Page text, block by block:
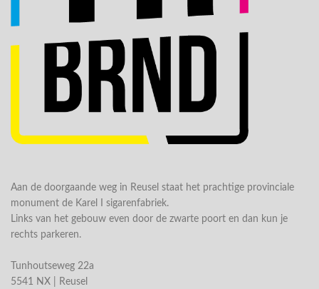
Aan de doorgaande weg in Reusel staat het prachtige provinciale
monument de Karel I sigarenfabriek.
Links van het gebouw even door de zwarte poort en dan kun je
rechts parkeren.
Tunhoutseweg 22a
5541 NX | Reusel